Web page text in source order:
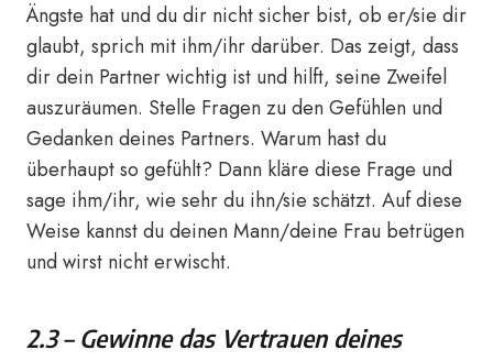
Ängste hat und du dir nicht sicher bist, ob er/sie dir
glaubt, sprich mit ihm/ihr darüber. Das zeigt, dass
dir dein Partner wichtig ist und hilft, seine Zweifel
auszuräumen. Stelle Fragen zu den Gefühlen und
Gedanken deines Partners. Warum hast du
überhaupt so gefühlt? Dann kläre diese Frage und
sage ihm/ihr, wie sehr du ihn/sie schätzt. Auf diese
Weise kannst du deinen Mann/deine Frau betrügen
und wirst nicht erwischt.
2.3 – Gewinne das Vertrauen deines